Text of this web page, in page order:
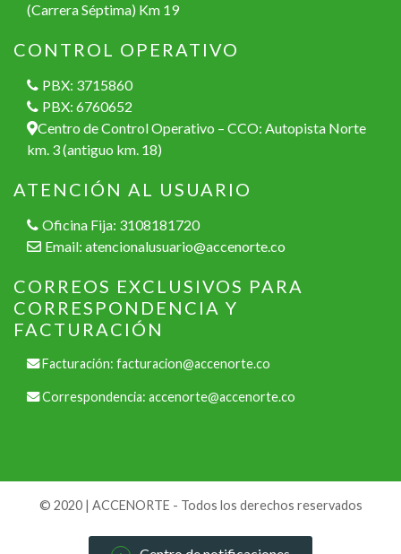
(Carrera Séptima) Km 19
CONTROL OPERATIVO
PBX: 3715860
PBX: 6760652
Centro de Control Operativo – CCO: Autopista Norte
km. 3 (antiguo km. 18)
ATENCIÓN AL USUARIO
Oficina Fija: 3108181720
Email: atencionalusuario@accenorte.co
CORREOS EXCLUSIVOS PARA
CORRESPONDENCIA Y
FACTURACIÓN
Facturación: facturacion@accenorte.co
Correspondencia: accenorte@accenorte.co
© 2020 | ACCENORTE - Todos los derechos reservados